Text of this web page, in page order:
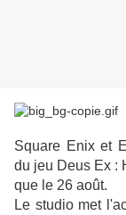
Square Enix et
du jeu Deus Ex :
que le 26 août.
Le studio met